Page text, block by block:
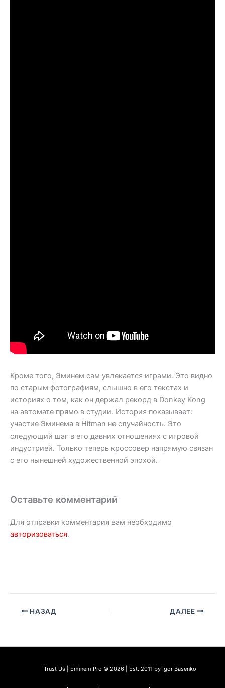
Кроме того, Эминем сам увлекается играми. Это видно
по старым фотографиям, слышно в его текстах и
историях о том, как он держал рекорд в Donkey Kong
на автомате прямо в студии. История показывает:
участие Эминема в Hitman не случайность. Это
следующий шаг в его давних отношениях с игровой
индустрией. Только теперь кроссовер напрямую связан
с его нынешней художественной эпохой.
Оставьте комментарий
Для отправки комментария вам необходимо
авторизоваться.
НАЗАД ДАЛЕЕ
Trust Us | Eminem.Pro © 2026 | Est. 2011 by Igor Basenko